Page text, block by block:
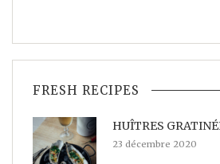
FRESH RECIPES
HUÎTRES
23 décembre 2020